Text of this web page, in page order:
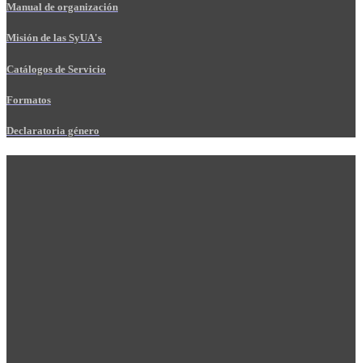
Manual de organización
Misión de las SyUA's
Catálogos de Servicio
Formatos
Declaratoria género